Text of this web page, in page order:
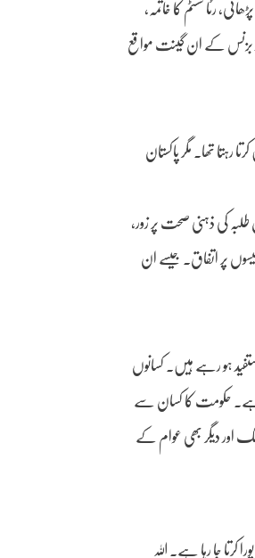
رٹا سسٹم کا خاتمہ،
و بزنس کے ان گینت مواقع
تھا۔ مگر پاکستان
کی ذہنی صحت پر زور،
پر اتفاق۔ جیسے ان
ہو رہے ہیں۔ کسانوں
ہے۔ حکومت کا کسان سے
اور دیگر بھی عوام کے
جا رہا ہے۔ اللہ